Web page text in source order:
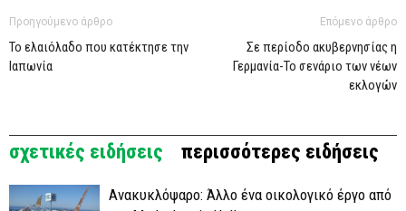
Προηγούμενο άρθρο
Το ελαιόλαδο που κατέκτησε την
Ιαπωνία
Επόμενο άρθρο
Σε περίοδο ακυβερνησίας η
Γερμανία-Το σενάριο των νέων
εκλογών
σχετικές ειδήσεις περισσότερες ειδήσεις
Ανακυκλόψαρο: Άλλο ένα οικολογικό έργο από